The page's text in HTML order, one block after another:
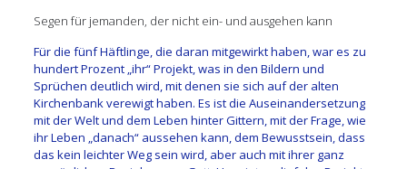
Segen für jemanden, der nicht ein- und ausgehen kann
Für die fünf Häftlinge, die daran mitgewirkt haben, war es zu
hundert Prozent „ihr“ Projekt, was in den Bildern und
Sprüchen deutlich wird, mit denen sie sich auf der alten
Kirchenbank verewigt haben. Es ist die Auseinandersetzung
mit der Welt und dem Leben hinter Gittern, mit der Frage, wie
ihr Leben „danach“ aussehen kann, dem Bewusstsein, dass
das kein leichter Weg sein wird, aber auch mit ihrer ganz